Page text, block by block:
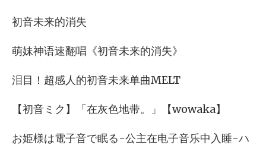
初音未来的消失
萌妹神语速翻唱《初音未来的消失》
泪目！超感人的初音未来单曲MELT
【初音ミク】「在灰色地带。」【wowaka】
お姫様は電子音で眠る-公主在电子音乐中入睡-ハ